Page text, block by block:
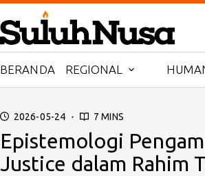
Skip
to
content
BERANDA REGIONAL
2026-05-24 7 MINS
Epistemologi
Justice dalam Rahim